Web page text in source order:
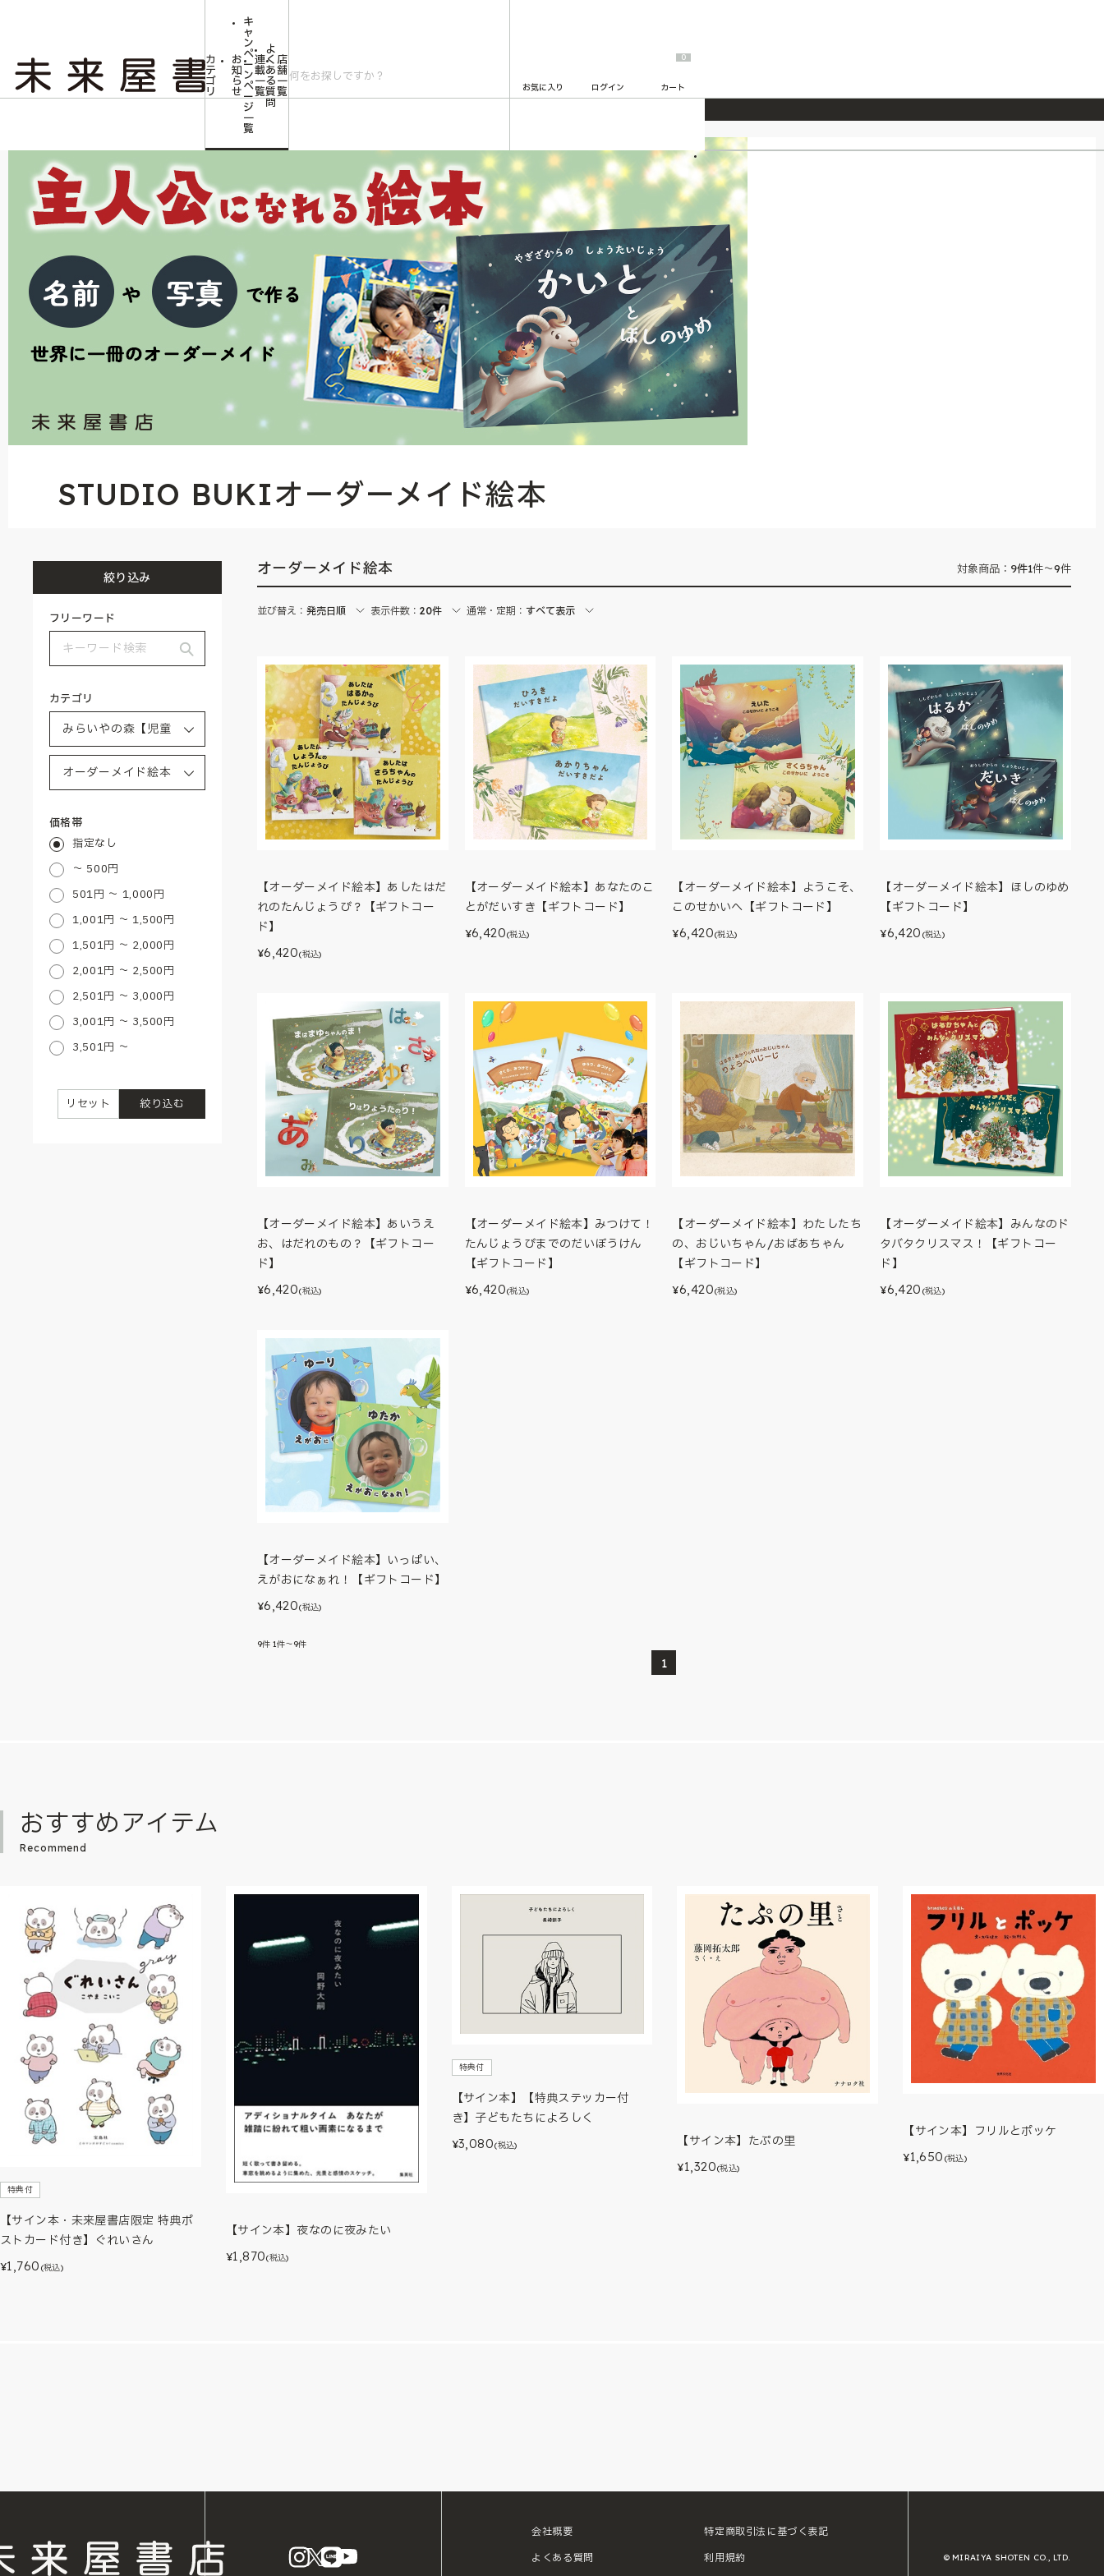
2026/7/23 『ONE PIECE magazine 021 ONE PIECEカード付き同梱版』発売延期のご案内
カ
テ
ゴ
リ
お
知
ら
せ
キ
ャ
ン
ペ
ー
ン
ペ
ー
ジ
一
覧
連
載
一
覧
よ
く
あ
る
質
問
店
舗
一
覧
お気に入り ログイン
0
カート
オーダーメイド絵本
STUDIO BUKIオーダーメイド絵本
絞り込み
フリーワード
カテゴリ
価格帯
指定なし
～ 500円
501円 ～ 1,000円
1,001円 ～ 1,500円
1,501円 ～ 2,000円
2,001円 ～ 2,500円
2,501円 ～ 3,000円
3,001円 ～ 3,500円
3,501円 ～
絞り込む
リセット
オーダーメイド絵本 対象商品： 9件1件～9件
並び替え： 発売日順 表示件数： 20件 通常・定期： すべて表示
【オーダーメイド絵本】あしたはだ
れのたんじょうび？【ギフトコー
ド】
¥6,420(税込)
【オーダーメイド絵本】あなたのこ
とがだいすき【ギフトコード】
¥6,420(税込)
【オーダーメイド絵本】ようこそ、
このせかいへ【ギフトコード】
¥6,420(税込)
【オーダーメイド絵本】ほしのゆめ
【ギフトコード】
¥6,420 (税込)
【オーダーメイド絵本】あいうえ
お、はだれのもの？【ギフトコー
ド】
¥6,420(税込)
【オーダーメイド絵本】みつけて！
たんじょうびまでのだいぼうけん
【ギフトコード】
¥6,420(税込)
【オーダーメイド絵本】わたしたち
の、おじいちゃん/おばあちゃん
【ギフトコード】
¥6,420(税込)
【オーダーメイド絵本】みんなのド
タバタクリスマス！【ギフトコー
ド】
¥6,420 (税込)
【オーダーメイド絵本】いっぱい、
えがおになぁれ！【ギフトコード】
¥6,420(税込)
9件 1件～9件
1
おすすめアイテム
Recommend
特典付
【サイン本・未来屋書店限定 特典ポ
ストカード付き】ぐれいさん
¥1,760 (税込)
【サイン本】夜なのに夜みたい
¥1,870(税込)
特典付
【サイン本】【特典ステッカー付
き】子どもたちによろしく
¥3,080(税込) 【サイン本】たぷの里
¥1,320(税込)
【サイン本】フリルとポッケ
¥1,650 (税込)
instagram
X LINE
会社概要
よくある質問
特定商取引法に基づく表記
利用規約 © MIRAIYA SHOTEN CO., LTD.